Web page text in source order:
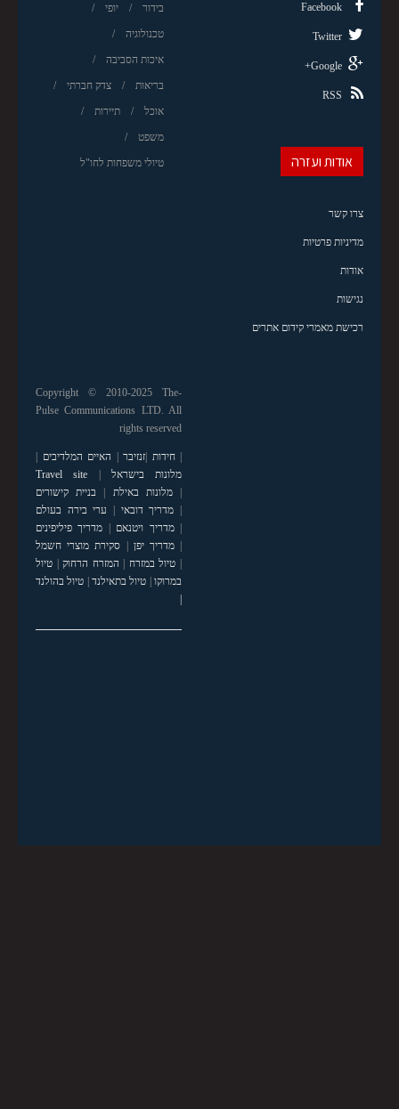
בידור יופי
טכנולוגיה
איכות הסביבה
בריאות צדק חברתי
אוכל תיירות
משפט
טיולי משפחות לחו"ל
Facebook
Twitter
Google+
RSS
אודות ועזרה
צרו קשר
מדיניות פרטיות
אודות
נגישות
רכישת מאמרי קידום אתרים
Copyright © 2010-2025 The-
Pulse Communications LTD. All
rights reserved
|חידות זנזיבר האיים המלדיבים
מלונות בישראל
Travel site
|מלונות באילת
בניית קישורים
מדריך דובאי
ערי בירה בעולם
|מדריך ויטנאם
מדריך פיליפינים
|מדריך יפן
סקירת מוצרי חשמל
טיול במזרח המזרח הרחוק| טיול
במרוקו| טיול בתאילנד| טיול בהולנד